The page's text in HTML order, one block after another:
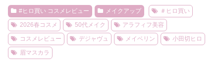
#ヒロ買い コスメレビュー メイクアップ
＃ヒロ買い
2026春コスメ
50代メイク
アラフィフ美容
コスメレビュー
デジャヴュ メイベリン
小田切ヒロ
眉マスカラ